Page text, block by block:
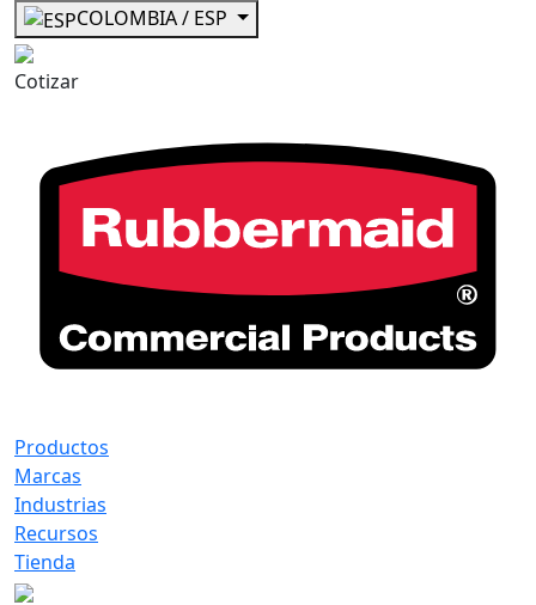
COLOMBIA / ESP
Cotizar
Productos
Marcas
Industrias
Recursos
Tienda